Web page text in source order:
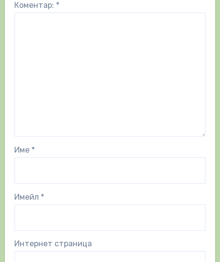
Коментар: *
Име *
Имейл *
Интернет страница